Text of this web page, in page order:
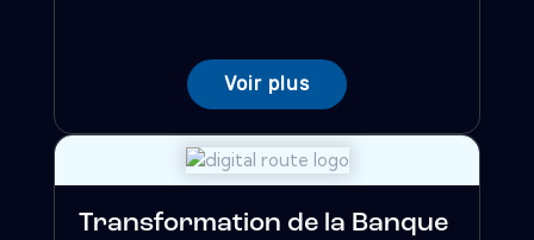
Voir plus
Transformation de la Banque